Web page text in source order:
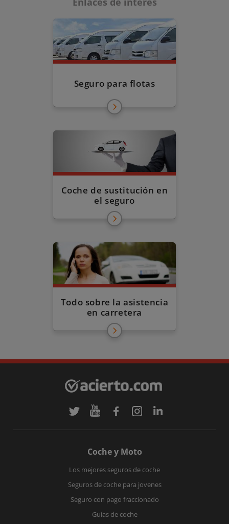
Seguro para flotas
Coche de sustitución en
el seguro
Todo sobre la asistencia
en carretera
Coche y Moto
Los mejores seguros de coche
Seguros de coche para jovenes
Seguro con pago fraccionado
Guías de coche